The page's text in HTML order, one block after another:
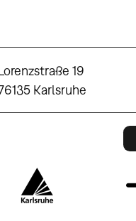
19
Karlsruhe